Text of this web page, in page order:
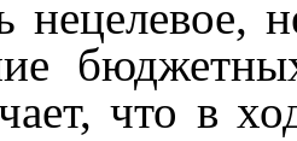
нецелевое,
что в